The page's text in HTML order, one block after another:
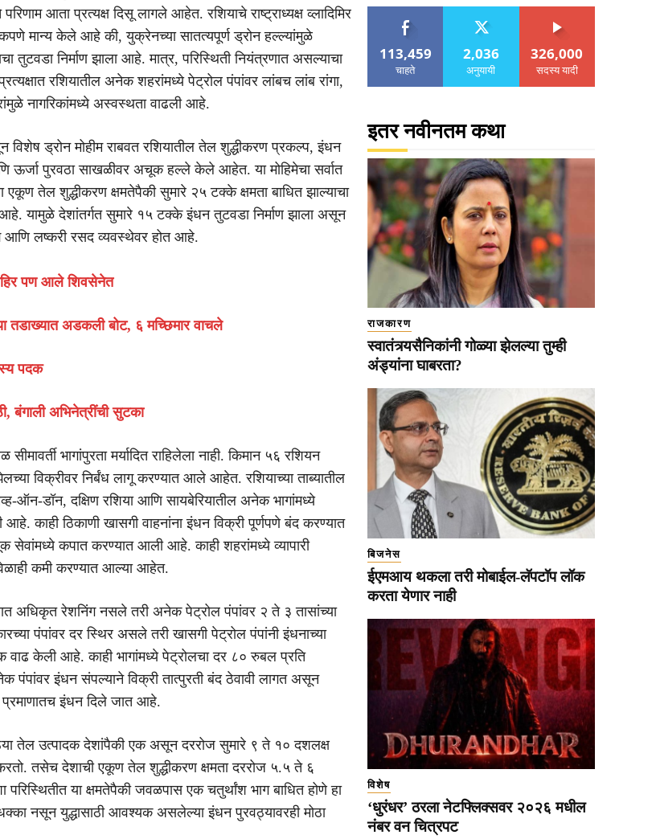
आता प्रत्यक्ष दिसू लागले आहेत. रशियाचे राष्ट्राध्यक्ष व्लादिमिर
मान्य केले आहे की, युक्रेनच्या सातत्यपूर्ण ड्रोन हल्ल्यांमुळे
तुटवडा निर्माण झाला आहे. मात्र, परिस्थिती नियंत्रणात असल्याचा
रशियातील अनेक शहरांमध्ये पेट्रोल पंपांवर लांबच लांब रांगा,
नागरिकांमध्ये अस्वस्थता वाढली आहे.
विशेष ड्रोन मोहीम राबवत रशियातील तेल शुद्धीकरण प्रकल्प, इंधन
ऊर्जा पुरवठा साखळीवर अचूक हल्ले केले आहेत. या मोहिमेचा सर्वात
एकूण तेल शुद्धीकरण क्षमतेपैकी सुमारे २५ टक्के क्षमता बाधित झाल्याचा
यामुळे देशांतर्गत सुमारे १५ टक्के इंधन तुटवडा निर्माण झाला असून
आणि लष्करी रसद व्यवस्थेवर होत आहे.
पण आले शिवसेनेत
तडाख्यात अडकली बोट, ६ मच्छिमार वाचले
पदक
बंगाली अभिनेत्रींची सुटका
भागांपुरता मर्यादित राहिलेला नाही. किमान ५६ रशियन
विक्रीवर निर्बंध लागू करण्यात आले आहेत. रशियाच्या ताब्यातील
ऑन-डॉन, दक्षिण रशिया आणि सायबेरियातील अनेक भागांमध्ये
काही ठिकाणी खासगी वाहनांना इंधन विक्री पूर्णपणे बंद करण्यात
कपात करण्यात आली आहे. काही शहरांमध्ये व्यापारी
वेळाही कमी करण्यात आल्या आहेत.
अधिकृत रेशनिंग नसले तरी अनेक पेट्रोल पंपांवर २ ते ३ तासांच्या
पंपांवर दर स्थिर असले तरी खासगी पेट्रोल पंपांनी इंधनाच्या
केली आहे. काही भागांमध्ये पेट्रोलचा दर ८० रुबल प्रति
पंपांवर इंधन संपल्याने विक्री तात्पुरती बंद ठेवावी लागत असून
प्रमाणातच इंधन दिले जात आहे.
तेल उत्पादक देशांपैकी एक असून दररोज सुमारे ९ ते १० दशलक्ष
तसेच देशाची एकूण तेल शुद्धीकरण क्षमता दररोज ५.५ ते ६
या क्षमतेपैकी जवळपास एक चतुर्थांश भाग बाधित होणे हा
नसून युद्धासाठी आवश्यक असलेल्या इंधन पुरवठ्यावरही मोठा
113,459
चाहते
2,036
अनुयायी
326,000
सदस्य यादी
इतर नवीनतम कथा
राजकारण
स्वातंत्र्यसैनिकांनी गोळ्या झेलल्या तुम्ही
अंड्यांना घाबरता?
बिजनेस
ईएमआय थकला तरी मोबाईल-लॅपटॉप लॉक
करता येणार नाही
विशेष
‘धुरंधर’ ठरला नेटफ्लिक्सवर २०२६ मधील
नंबर वन चित्रपट